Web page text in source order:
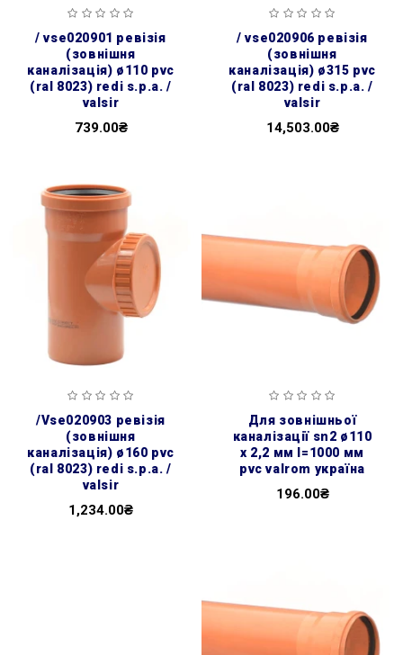
/ vse020901 ревізія
(зовнішня
каналізація) ø110 pvc
(ral 8023) redi s.p.a. /
valsir
739.00₴
/ vse020906 ревізія
(зовнішня
каналізація) ø315 pvc
(ral 8023) redi s.p.a. /
valsir
14,503.00₴
/vse020903 ревізія
(зовнішня
каналізація) ø160 pvc
(ral 8023) redi s.p.a. /
valsir
1,234.00₴
для зовнішньої
каналізації sn2 ø110
x 2,2 мм l=1000 мм
pvc valrom україна
196.00₴